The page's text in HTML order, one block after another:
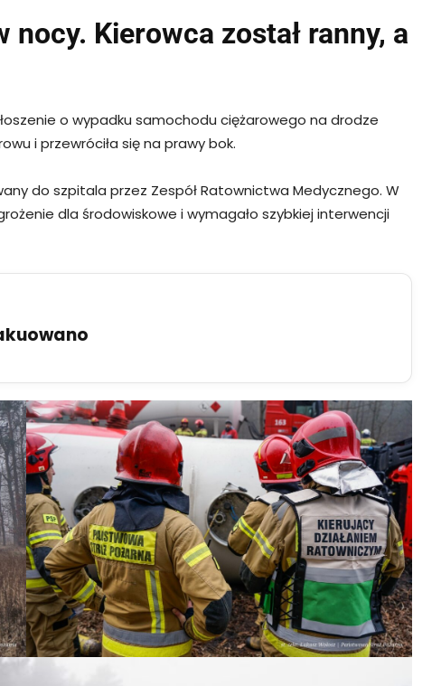
Kierowca został ranny, a
o wypadku samochodu ciężarowego na drodze
i przewróciła się na prawy bok.
do szpitala przez Zespół Ratownictwa Medycznego. W
dla środowiskowe i wymagało szybkiej interwencji